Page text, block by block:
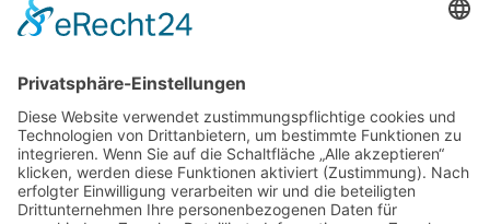
IMPRESSUM
DATENSCHUTZERKLÄRUNG
© Copyright – Uta’s Gesundheitstreff in Rodenbach
Design byMS